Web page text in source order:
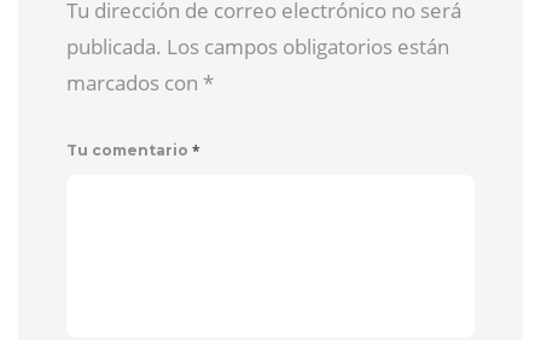
Tu dirección de correo electrónico no será
publicada. Los campos obligatorios están
marcados con *
Tu comentario *